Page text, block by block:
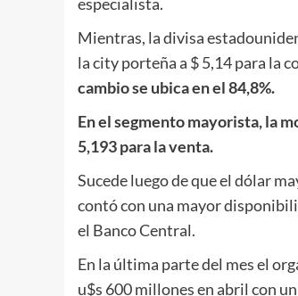
Mientras, la divisa
la city porteña a $ 5,14 para la
cambio se ubica en el 84,8%.
En el segmento mayorista, la
5,193 para la venta.
Sucede luego de que el dólar
contó con una mayor
el Banco Central.
En la última parte del mes el
u$s 600 millones en abril con